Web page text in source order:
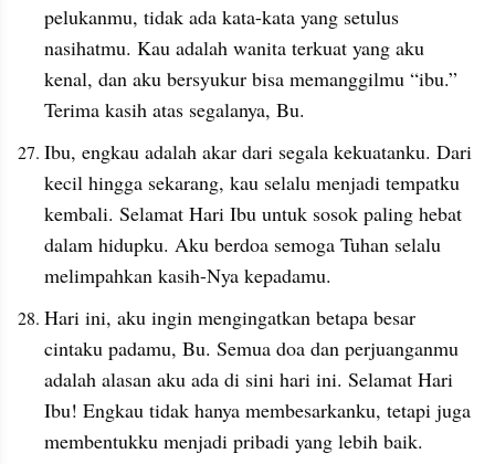
pelukanmu, tidak ada kata-kata yang setulus
nasihatmu. Kau adalah wanita terkuat yang aku
kenal, dan aku bersyukur bisa memanggilmu “ibu.”
Terima kasih atas segalanya, Bu.
Ibu, engkau adalah akar dari segala kekuatanku. Dari
kecil hingga sekarang, kau selalu menjadi tempatku
kembali. Selamat Hari Ibu untuk sosok paling hebat
dalam hidupku. Aku berdoa semoga Tuhan selalu
melimpahkan kasih-Nya kepadamu.
Hari ini, aku ingin mengingatkan betapa besar
cintaku padamu, Bu. Semua doa dan perjuanganmu
adalah alasan aku ada di sini hari ini. Selamat Hari
Ibu! Engkau tidak hanya membesarkanku, tetapi juga
membentukku menjadi pribadi yang lebih baik.